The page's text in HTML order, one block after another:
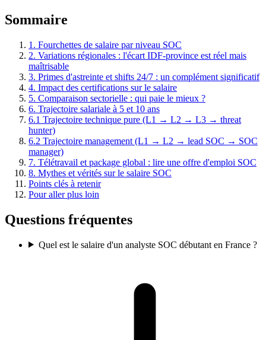
Sommaire
1. Fourchettes de salaire par niveau SOC
2. Variations régionales : l'écart IDF-province est réel mais
maîtrisable
3. Primes d'astreinte et shifts 24/7 : un complément significatif
4. Impact des certifications sur le salaire
5. Comparaison sectorielle : qui paie le mieux ?
6. Trajectoire salariale à 5 et 10 ans
6.1 Trajectoire technique pure (L1 → L2 → L3 → threat
hunter)
6.2 Trajectoire management (L1 → L2 → lead SOC → SOC
manager)
7. Télétravail et package global : lire une offre d'emploi SOC
8. Mythes et vérités sur le salaire SOC
Points clés à retenir
Pour aller plus loin
Questions fréquentes
Quel est le salaire d'un analyste SOC débutant en France ?